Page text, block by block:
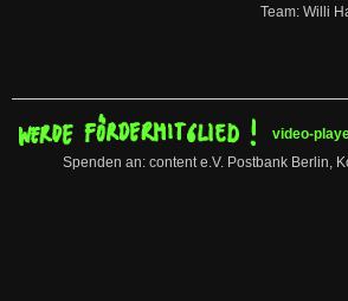
Team: Willi
video-
Spenden an: content e.V. Postbank Berlin,